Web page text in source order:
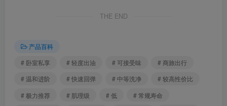
THE END
产品百科
# 卧室私享
# 轻度出油 # 可接受味
# 商旅出行
# 温和进阶
# 快速回弹 # 中等洗净
# 较高性价比
# 极力推荐
# 肌理级 # 低
# 常规寿命